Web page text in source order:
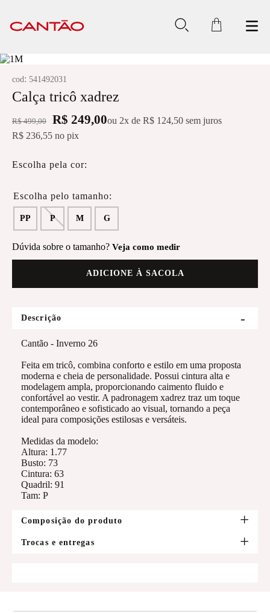
cod: 541492031
Calça tricô xadrez
R$ 499,00 R$ 249,00ou 2x de R$ 124,50 sem juros
R$ 236,55 no pix
Escolha pela cor:
PP P M G
Dúvida sobre o tamanho? Veja como medir
ADICIONE À SACOLA
Descrição
Cantão - Inverno 26
Feita em tricô, combina conforto e estilo em uma proposta
moderna e cheia de personalidade. Possui cintura alta e
modelagem ampla, proporcionando caimento fluido e
confortável ao vestir. A padronagem xadrez traz um toque
contemporâneo e sofisticado ao visual, tornando a peça
ideal para composições estilosas e versáteis.
Medidas da modelo:
Altura: 1.77
Busto: 73
Cintura: 63
Quadril: 91
Tam: P
Composição do produto
Trocas e entregas